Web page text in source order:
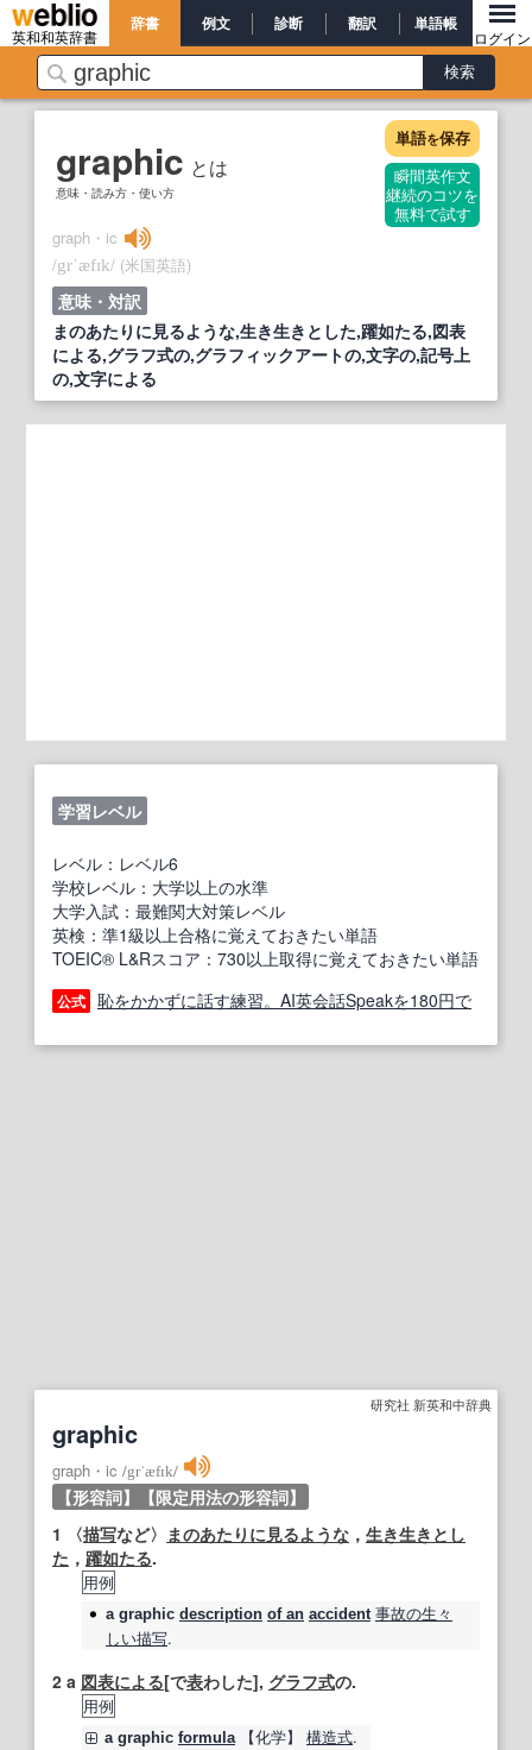
英和和英辞書
辞書 例文 診断 翻訳 単語帳
ログイン
graphic とは
意味・読み方・使い方
単語を保存
瞬間英作文
継続のコツを
無料で試す
graph・ic
/grˈæfɪk/ (米国英語)
意味・対訳
まのあたりに見るような,生き生きとした,躍如たる,図表
による,グラフ式の,グラフィックアートの,文字の,記号上
の,文字による
学習レベル
レベル：レベル6
学校レベル：大学以上の水準
大学入試：最難関大対策レベル
英検：準1級以上合格に覚えておきたい単語
TOEIC® L&Rスコア：730以上取得に覚えておきたい単語
公式 恥をかかずに話す練習。AI英会話Speakを180円で
研究社 新英和中辞典
graphic
graph・ic /grˈæfɪk/
【形容詞】
【限定用法の形容詞】
1 〈描写など〉 まのあたりに見るような ， 生き生きとし
た ， 躍如たる.
用例
a graphic description of an accident 事故の生々
しい描写.
2 a 図表による[で表わした], グラフ式の.
用例
a graphic formula 【化学】 構造式.